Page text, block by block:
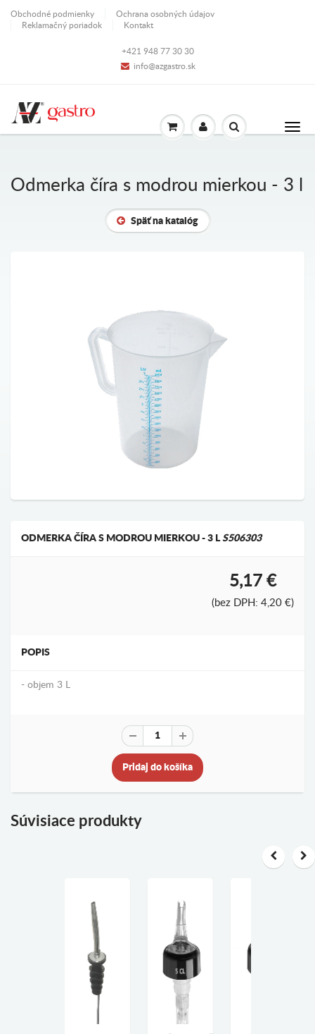
Obchodné podmienky
Ochrana osobných údajov
Reklamačný poriadok
Kontakt
+421 948 77 30 30
info@azgastro.sk
Odmerka číra s modrou mierkou - 3 l
Späť na katalóg
ODMERKA ČÍRA S MODROU MIERKOU - 3 LS506303
5,17 €
(bez DPH: 4,20 €)
POPIS
- objem 3 L
Pridaj do košíka
Súvisiace produkty